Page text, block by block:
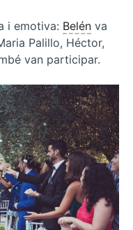
i emotiva: Belén va
Palillo, Héctor,
van participar.